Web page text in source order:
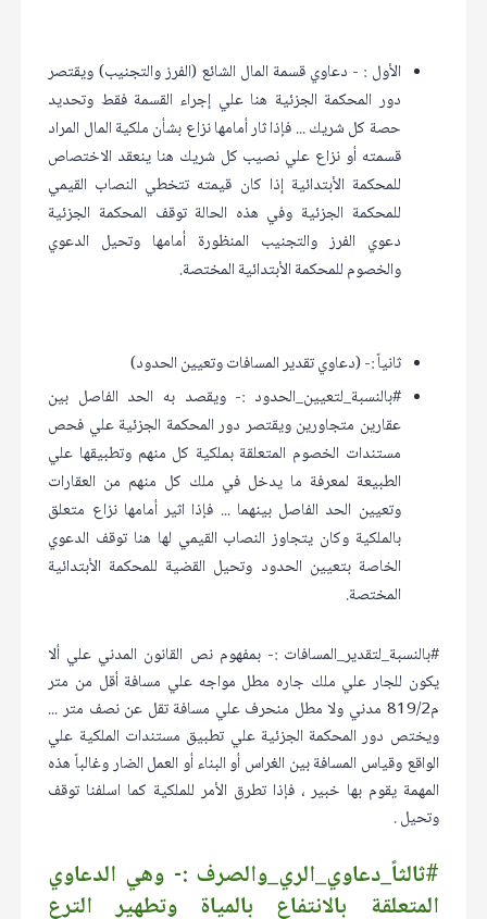
الأول : - دعاوي قسمة المال الشائع (الفرز والتجنيب) ويقتصر
دور المحكمة الجزئية هنا علي إجراء القسمة فقط وتحديد
حصة كل شريك ... فإذا ثار أمامها نزاع بشأن ملكية المال المراد
قسمته أو نزاع علي نصيب كل شريك هنا ينعقد الاختصاص
للمحكمة الأبتدائية إذا كان قيمته تتخطي النصاب القيمي
للمحكمة الجزئية وفي هذه الحالة توقف المحكمة الجزئية
دعوي الفرز والتجنيب المنظورة أمامها وتحيل الدعوي
والخصوم للمحكمة الأبتدائية المختصة.
ثانياً :- (دعاوي تقدير المسافات وتعيين الحدود)
#بالنسبة_لتعيين_الحدود :- ويقصد به الحد الفاصل بين
عقارين متجاورين ويقتصر دور المحكمة الجزئية علي فحص
مستندات الخصوم المتعلقة بملكية كل منهم وتطبيقها علي
الطبيعة لمعرفة ما يدخل في ملك كل منهم من العقارات
وتعيين الحد الفاصل بينهما ... فإذا اثير أمامها نزاع متعلق
بالملكية وكان يتجاوز النصاب القيمي لها هنا توقف الدعوي
الخاصة بتعيين الحدود وتحيل القضية للمحكمة الأبتدائية
المختصة.
#بالنسبة_لتقدير_المسافات :- بمفهوم نص القانون المدني علي ألا
يكون للجار علي ملك جاره مطل مواجه علي مسافة أقل من متر
م819/2 مدني ولا مطل منحرف علي مسافة تقل عن نصف متر ...
ويختص دور المحكمة الجزئية علي تطبيق مستندات الملكية علي
الواقع وقياس المسافة بين الغراس أو البناء أو العمل الضار وغالباً هذه
المهمة يقوم بها خبير ، فإذا تطرق الأمر للملكية كما اسلفنا توقف
وتحيل .
#ثالثاً_دعاوي_الري_والصرف :- وهي الدعاوي
المتعلقة بالانتفاع بالمياة وتطهير الترع